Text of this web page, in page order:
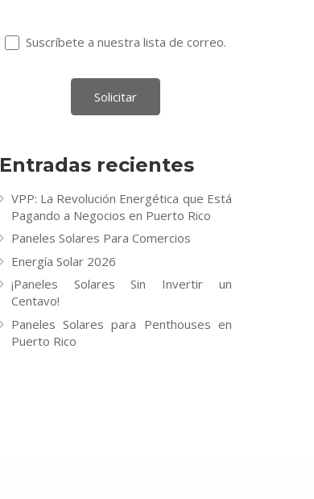
Suscríbete a nuestra lista de correo.
Entradas recientes
VPP: La Revolución Energética que Está
Pagando a Negocios en Puerto Rico
Paneles Solares Para Comercios
Energía Solar 2026
¡Paneles Solares Sin Invertir un
Centavo!
Paneles Solares para Penthouses en
Puerto Rico